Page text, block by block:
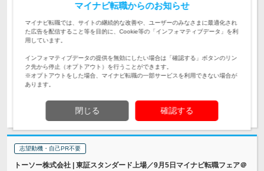
初年度
年収
420万円～550万円
給与
月給25.2万円以上＋諸手当＋賞与2回 ※前職給・経験・スキ
ル・年齢を考慮の上、決定します。 ※試用期間…
求人詳細を見る 気になる
志望動機・自己PR不要
トーソー株式会社 | 東証スタンダード上場／9月5日マイナビ転職フェア＠
マイナビ転職からのお知らせ
マイナビ転職では、サイトの継続的な改善や、ユーザーのみなさまに最適化され
た広告を配信すること等を目的に、Cookie等の「インフォマティブデータ」を利
用しています。
インフォマティブデータの提供を無効にしたい場合は「確認する」ボタンのリン
ク先から停止（オプトアウト）を行うことができます。
※オプトアウトをした場合、マイナビ転職の一部サービスを利用できない場合が
あります。
閉じる 確認する